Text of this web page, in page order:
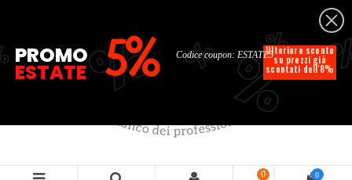
Italiano
0 0
%
% %
% Ulteriore sconto
su prezzi già
scontati dell'8%
Codice coupon: ESTATE5
PROMO
ESTATE 5%